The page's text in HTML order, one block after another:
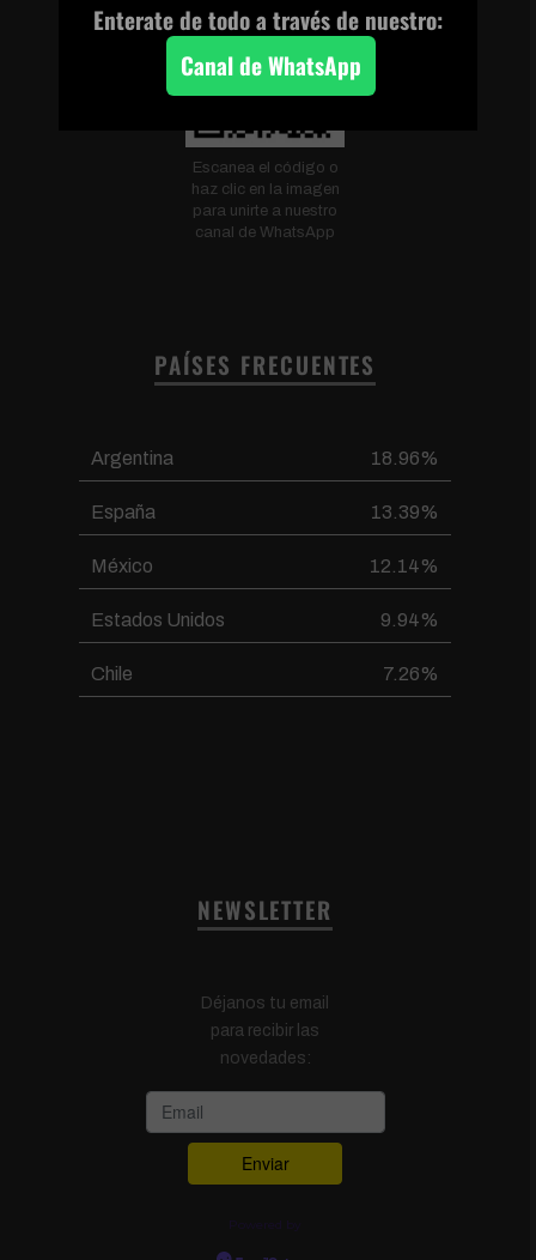
Escanea el código o
haz clic en la imagen
para unirte a nuestro
canal de WhatsApp
PAÍSES FRECUENTES
Argentina 18.96%
España 13.39%
México 12.14%
Estados Unidos 9.94%
Chile 7.26%
NEWSLETTER
Déjanos tu email
para recibir las
novedades:
Enterate de todo a través de nuestro:
Canal de WhatsApp